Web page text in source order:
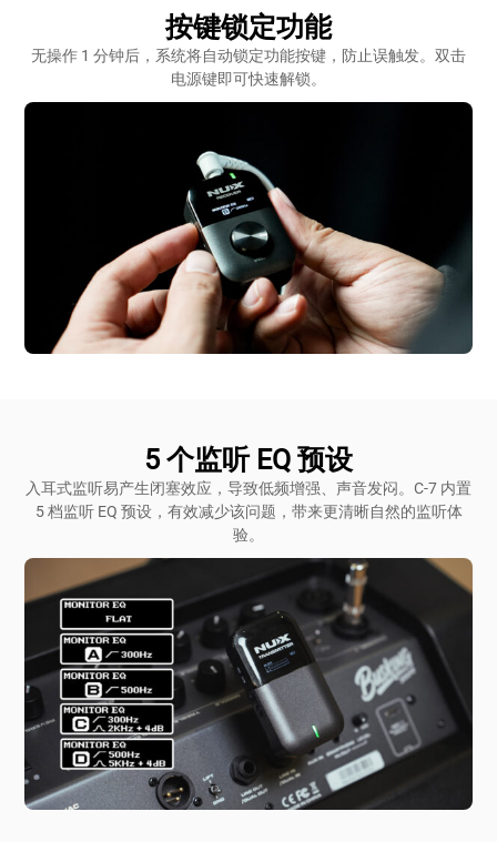
按键锁定功能
无操作 1 分钟后，系统将自动锁定功能按键，防止误触发。双击
电源键即可快速解锁。
5 个监听 EQ 预设
入耳式监听易产生闭塞效应，导致低频增强、声音发闷。C-7 内置
5 档监听 EQ 预设，有效减少该问题，带来更清晰自然的监听体
验。